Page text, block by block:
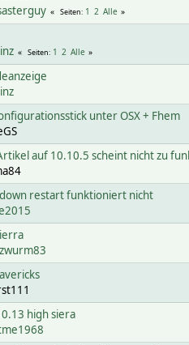
Seiten 1 2 Alle
Seiten 1 2 Alle
unter OSX + Fhem
auf 10.10.5 scheint nicht zu
restart funktioniert nicht
high siera